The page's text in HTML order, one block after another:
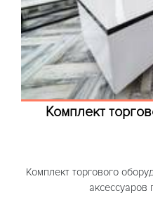
Комплект
Комплект торгового
аксессуаров